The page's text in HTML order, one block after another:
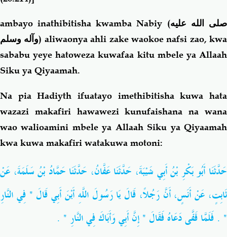
ambayo inathibitisha kwamba Nabiy (صلى الله عليه
وآله وسلم) aliwaonya ahli zake waokoe nafsi zao, kwa
sababu yeye hatoweza kuwafaa kitu mbele ya Allaah
Siku ya Qiyaamah.
Na pia Hadiyth ifuatayo imethibitisha kuwa hata
wazazi makafiri hawawezi kunufaishana na wana
wao walioamini mbele ya Allaah Siku ya Qiyaamah
kwa kuwa makafiri watakuwa motoni:
حَدَّثَنَا أَبُو بَكْرِ بْنُ أَبِي شَيْبَةَ، حَدَّثَنَا عَفَّانُ، حَدَّثَنَا حَمَّادُ بْنُ سَلَمَةَ، عَنْ
ثَابِتٍ، عَنْ أَنَسٍ، أَنَّ رَجُلاً، قَالَ يَا رَسُولَ اللَّهِ أَيْنَ أَبِي قَالَ ‏"‏ فِي النَّارِ
‏"‏ ‏.‏ فَلَمَّا قَفَّى دَعَاهُ فَقَالَ ‏"‏ إِنَّ أَبِي وَأَبَاكَ فِي النَّارِ ‏"‏ ‏.‏